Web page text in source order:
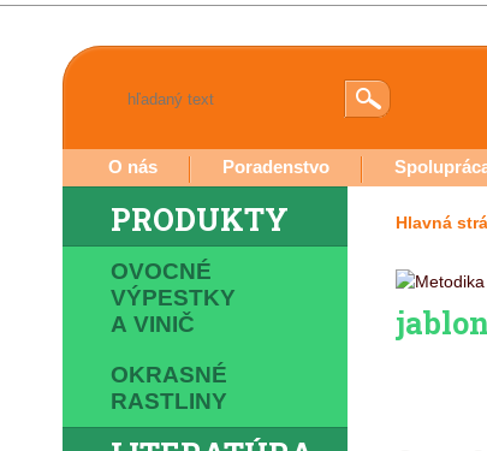
O nás Poradenstvo
PRODUKTY
OVOCNÉ
VÝPESTKY
A VINIČ
OKRASNÉ
RASTLINY
Hlavná